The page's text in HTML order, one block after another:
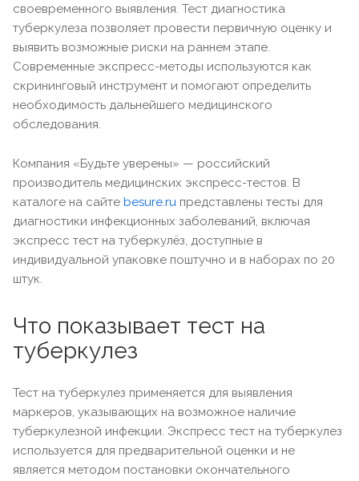
своевременного выявления. Тест диагностика
туберкулеза позволяет провести первичную оценку и
выявить возможные риски на раннем этапе.
Современные экспресс-методы используются как
скрининговый инструмент и помогают определить
необходимость дальнейшего медицинского
обследования.
Компания «Будьте уверены» — российский
производитель медицинских экспресс-тестов. В
каталоге на сайте besure.ru представлены тесты для
диагностики инфекционных заболеваний, включая
экспресс тест на туберкулёз, доступные в
индивидуальной упаковке поштучно и в наборах по 20
штук.
Что показывает тест на
туберкулез
Тест на туберкулез применяется для выявления
маркеров, указывающих на возможное наличие
туберкулезной инфекции. Экспресс тест на туберкулез
используется для предварительной оценки и не
является методом постановки окончательного